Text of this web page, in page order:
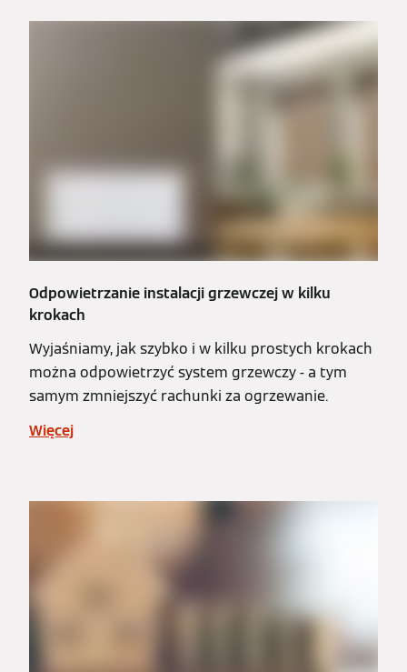
Odpowietrzanie instalacji grzewczej w kilku
krokach
Wyjaśniamy, jak szybko i w kilku prostych krokach
można odpowietrzyć system grzewczy - a tym
samym zmniejszyć rachunki za ogrzewanie.
Więcej